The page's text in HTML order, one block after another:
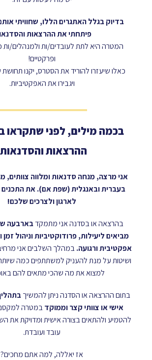
בדיוק בגלל האתגרים הללו, שחוויתי
פיתחתי את ההרצאות
המטרה היא לתת לעובדים/ות ולמנהלים/ות
ופרקטיים!
כאלו שיעזרו להוריד את הסטרס, יקנו תחושת
ויגבירו את האפקטיביות.
בכמה מילים, לפני שתקראו
ההרצאות
אני מרצה, מנחה סדנאות ומלווה צוותים,
בעברית ובאנגלית (שפת אם). את
לארגון ולצרכים שלכם!
בהרצאה או בסדנה אני מתמקדבארבעה
מביאים ליעילות, פרודוקטיביות וניהול
אפקטיבית ורגועה.במהלך השלבים אני
ושיטות על מנת להעניק למשתתפים כמה שיותר
למצוא את מה שהכי מתאים להם
בתום ההרצאה או הסדנה ניתן להמשיך
אישי או צוותי קצר וממוקדבמטרה
להטמיע ולהתאים בצורה אישית ומדויקת את
עובד ועובדת.
אז יאללה, למה אתם מחכים?